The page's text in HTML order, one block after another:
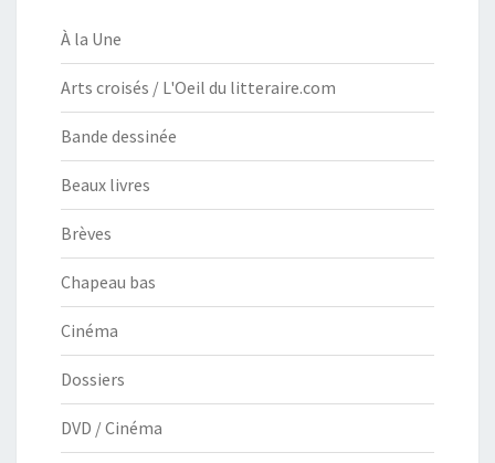
À la Une
Arts croisés / L'Oeil du litteraire.com
Bande dessinée
Beaux livres
Brèves
Chapeau bas
Cinéma
Dossiers
DVD / Cinéma